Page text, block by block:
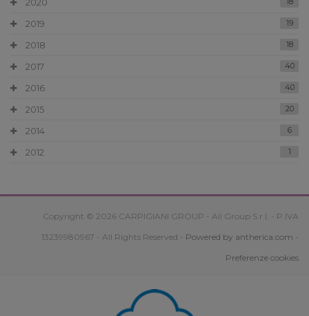
2019 19
2018 18
2017 40
2016 40
2015 20
2014 6
2012 1
Copyright © 2026 CARPIGIANI GROUP - Ali Group S.r.l. - P.IVA
13239980967 - All Rights Reserved - Powered by antherica.com -
Preferenze cookies